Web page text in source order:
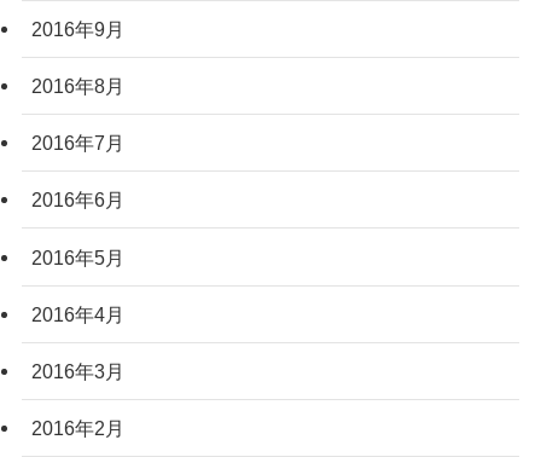
2016年9月
2016年8月
2016年7月
2016年6月
2016年5月
2016年4月
2016年3月
2016年2月